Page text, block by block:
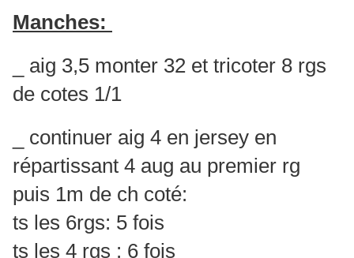
Manches:
_ aig 3,5 monter 32 et tricoter 8 rgs
de cotes 1/1
_ continuer aig 4 en jersey en
répartissant 4 aug au premier rg
puis 1m de ch coté:
ts les 6rgs: 5 fois
ts les 4 rgs : 6 fois